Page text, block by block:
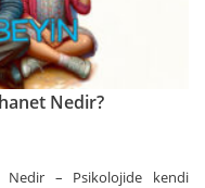
Nedir?
Nedir – Psikolojide kendi